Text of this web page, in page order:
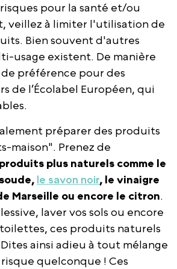
pour la santé et/ou
veillez à limiter l'utilisation de
Bien souvent d'autres
usage existent. De manière
préférence pour des
de l’Écolabel Européen, qui
préparer des produits
maison". Prenez de
produits plus naturels comme le
le savon noir, le vinaigre
Marseille ou encore le citron.
laver vos sols ou encore
ces produits naturels
ainsi adieu à tout mélange
quelconque ! Ces